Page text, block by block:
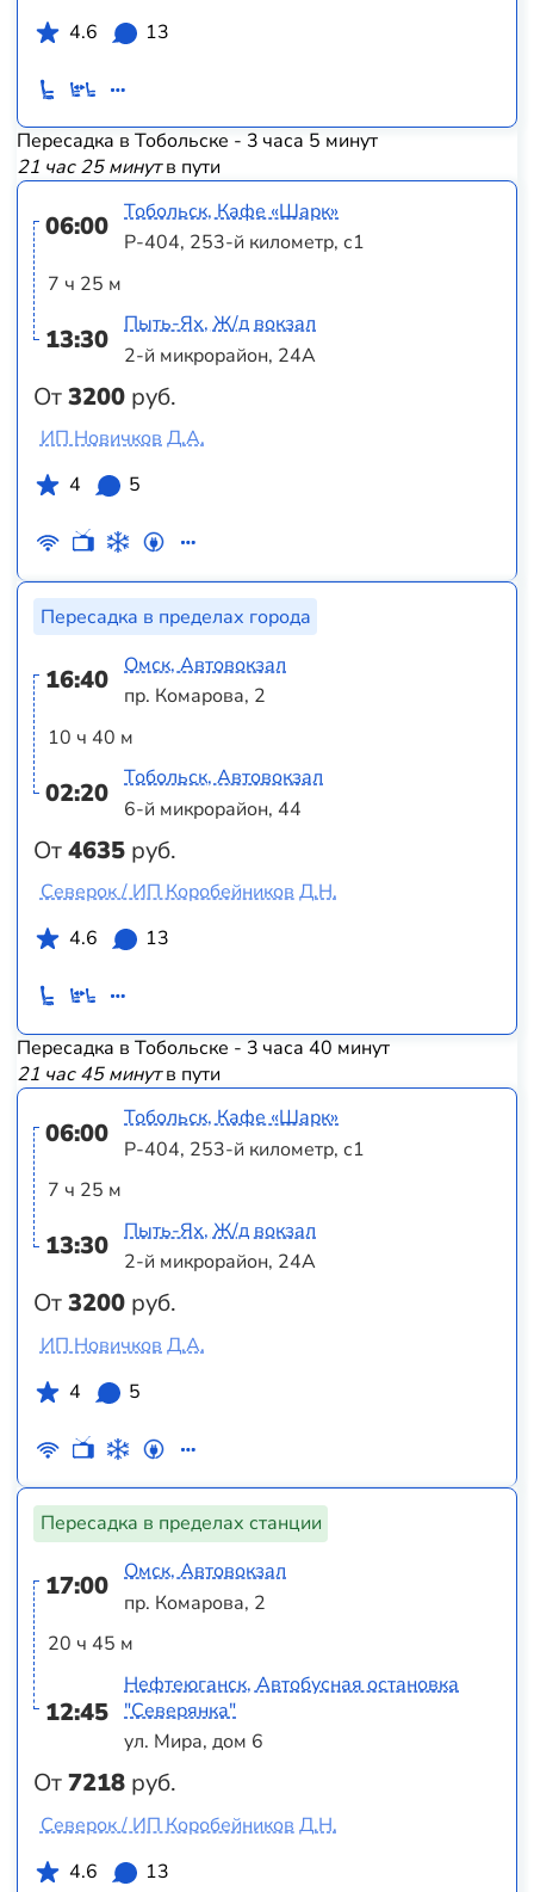
4.6
13
Пересадка в Тобольске - 3 часа 5 минут
21 час 25 минутв пути
06:00
7 ч 25 м
13:30
От3200 руб.
Тобольск, Кафе «Шарк»
Р-404, 253-й километр, с1
Пыть-Ях, Ж/д вокзал
2-й микрорайон, 24А
ИП Новичков Д.А.
4
5
Пересадка в пределах города
16:40
10 ч 40 м
02:20
От4635 руб.
Омск, Автовокзал
пр. Комарова, 2
Тобольск, Автовокзал
6-й микрорайон, 44
Северок / ИП Коробейников Д.Н.
4.6
13
Пересадка в Тобольске - 3 часа 40 минут
21 час 45 минутв пути
06:00
7 ч 25 м
13:30
От3200 руб.
Тобольск, Кафе «Шарк»
Р-404, 253-й километр, с1
Пыть-Ях, Ж/д вокзал
2-й микрорайон, 24А
ИП Новичков Д.А.
4
5
Пересадка в пределах станции
17:00
20 ч 45 м
12:45
От7218 руб.
Омск, Автовокзал
пр. Комарова, 2
Нефтеюганск, Автобусная остановка
"Северянка"
ул. Мира, дом 6
Северок / ИП Коробейников Д.Н.
4.6
13